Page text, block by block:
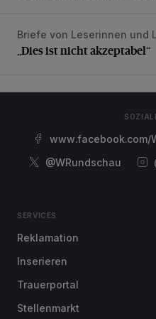
„Dies ist nicht akzeptabel“
Briefe von Leserinnen und
„Dies ist nicht akzeptabel“
www.facebook.com/
@WRundschau
SERVICES
Reklamation
Inserieren
Trauerportal
Stellenmarkt